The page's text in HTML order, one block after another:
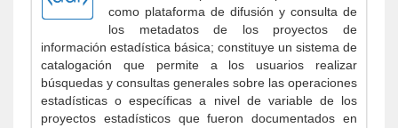
como plataforma de difusión y consulta de
los metadatos de los proyectos de
información estadística básica; constituye un sistema de
catalogación que permite a los usuarios realizar
búsquedas y consultas generales sobre las operaciones
estadísticas o específicas a nivel de variable de los
proyectos estadísticos que fueron documentados en